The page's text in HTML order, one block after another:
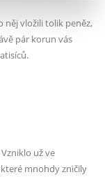
něj vložili tolik peněz,
pár korun vás
už ve
mnohdy zničily